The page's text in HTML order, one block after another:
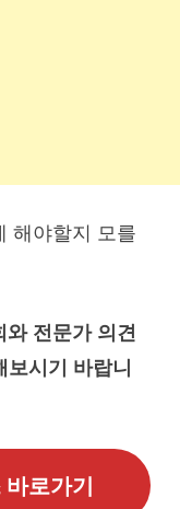
해야할지 모를
와 전문가 의견
보시기 바랍니
바로가기